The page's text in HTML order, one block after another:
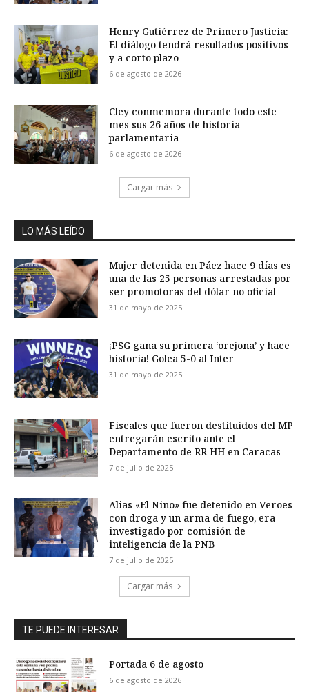
Henry Gutiérrez de Primero Justicia:
El diálogo tendrá resultados positivos
y a corto plazo
6 de agosto de 2026
Cley conmemora durante todo este
mes sus 26 años de historia
parlamentaria
6 de agosto de 2026
Cargar más
LO MÁS LEÍDO
Mujer detenida en Páez hace 9 días es
una de las 25 personas arrestadas por
ser promotoras del dólar no oficial
31 de mayo de 2025
¡PSG gana su primera ‘orejona’ y hace
historia! Golea 5-0 al Inter
31 de mayo de 2025
Fiscales que fueron destituidos del MP
entregarán escrito ante el
Departamento de RR HH en Caracas
7 de julio de 2025
Alias «El Niño» fue detenido en Veroes
con droga y un arma de fuego, era
investigado por comisión de
inteligencia de la PNB
7 de julio de 2025
Cargar más
TE PUEDE INTERESAR
Portada 6 de agosto
6 de agosto de 2026